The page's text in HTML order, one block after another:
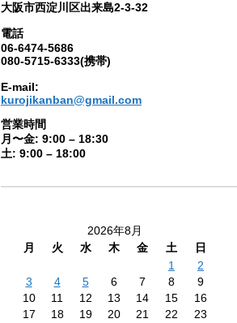
大阪市西淀川区出来島2-3-32
電話
06-6474-5686
080-5715-6333(携帯)
E-mail:
kurojikanban@gmail.com
営業時間
月〜金: 9:00 – 18:30
土: 9:00 – 18:00
2026年8月
月
火 水 木 金 土
日
1
2
3
4 5 6 7 8
9
10
11 12 13 14 15
16
17
18 19 20 21 22
23